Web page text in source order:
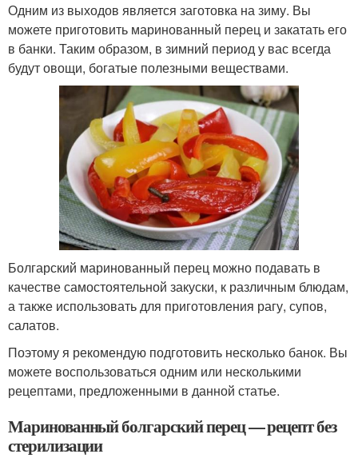
Одним из выходов является заготовка на зиму. Вы
можете приготовить маринованный перец и закатать его
в банки. Таким образом, в зимний период у вас всегда
будут овощи, богатые полезными веществами.
Болгарский маринованный перец можно подавать в
качестве самостоятельной закуски, к различным блюдам,
а также использовать для приготовления рагу, супов,
салатов.
Поэтому я рекомендую подготовить несколько банок. Вы
можете воспользоваться одним или несколькими
рецептами, предложенными в данной статье.
Маринованный болгарский перец — рецепт без
стерилизации